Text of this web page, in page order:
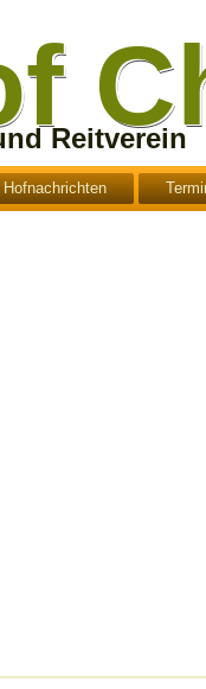
Reitverein
Hofnachrichten